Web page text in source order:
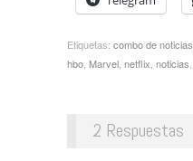
Etiquetas: combo de noticias
hbo, Marvel, netflix, noticias,
2 Respuestas